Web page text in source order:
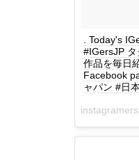
. Today's
#IGersJP
作品を毎日
Facebook
ャパン #日